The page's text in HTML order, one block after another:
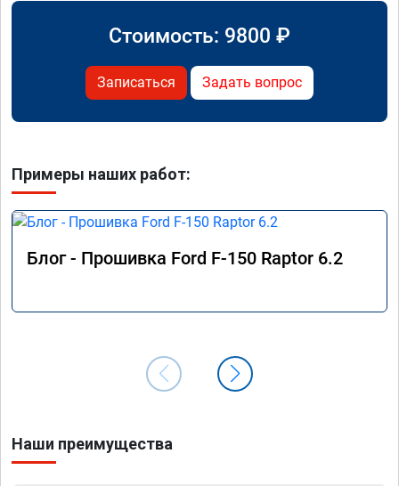
Стоимость: 9800 ₽
Записаться Задать вопрос
Примеры наших работ:
Блог - Прошивка Ford F-150 Raptor 6.2
Наши преимущества